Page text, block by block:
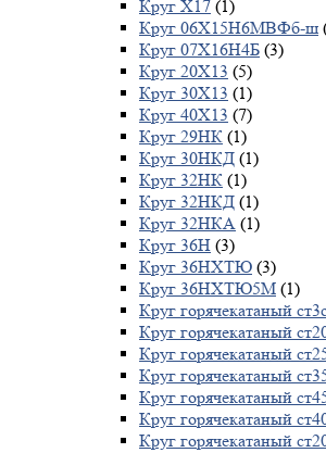
Круг Х17 (1)
Круг 06Х15Н6МВФб-ш
Круг 07Х16Н4Б (3)
Круг 20Х13 (5)
Круг 30Х13 (1)
Круг 40Х13 (7)
Круг 29НК (1)
Круг 30НКД (1)
Круг 32НК (1)
Круг 32НКД (1)
Круг 32НКА (1)
Круг 36Н (3)
Круг 36НХТЮ (3)
Круг 36НХТЮ5М (1)
Круг горячекатаный
Круг горячекатаный
Круг горячекатаный
Круг горячекатаный
Круг горячекатаный
Круг горячекатаный
Круг горячекатаный